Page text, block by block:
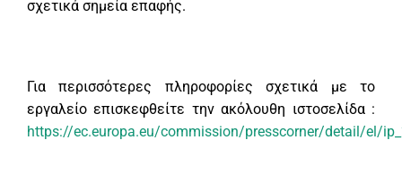
σχετικά σημεία επαφής.
Για περισσότερες πληροφορίες σχετικά με το
εργαλείο επισκεφθείτε την ακόλουθη ιστοσελίδα :
https://ec.europa.eu/commission/presscorner/detail/el/